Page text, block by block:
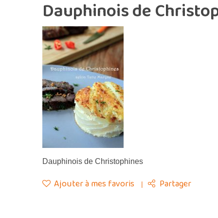
Dauphinois de
Dauphinois de Christophines
Ajouter à mes favoris Partager